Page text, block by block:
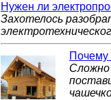
Нужен ли
Захотелось
Почему
Сложно